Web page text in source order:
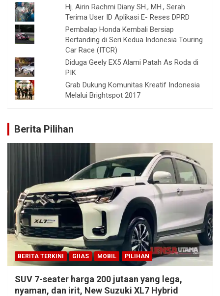
Hj. Airin Rachmi Diany SH., MH., Serah
Terima User ID Aplikasi E- Reses DPRD
Pembalap Honda Kembali Bersiap
Bertanding di Seri Kedua Indonesia Touring
Car Race (ITCR)
Diduga Geely EX5 Alami Patah As Roda di
PIK
Grab Dukung Komunitas Kreatif Indonesia
Melalui Brightspot 2017
Berita Pilihan
BERITA TERKINI GIIAS MOBIL PILIHAN
SUV 7-seater harga 200 jutaan yang lega,
nyaman, dan irit, New Suzuki XL7 Hybrid